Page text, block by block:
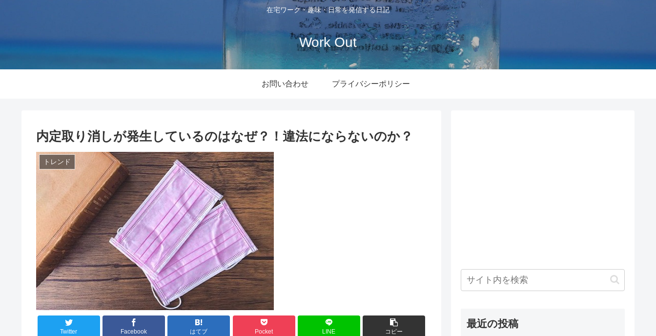
在宅ワーク・趣味・日常を発信する日記
Work Out
お問い合わせ プライバシーポリシー
内定取り消しが発生しているのはなぜ？！違法にならないのか？
トレンド
Twitter Facebook はてブ Pocket LINE コピー
最近の投稿